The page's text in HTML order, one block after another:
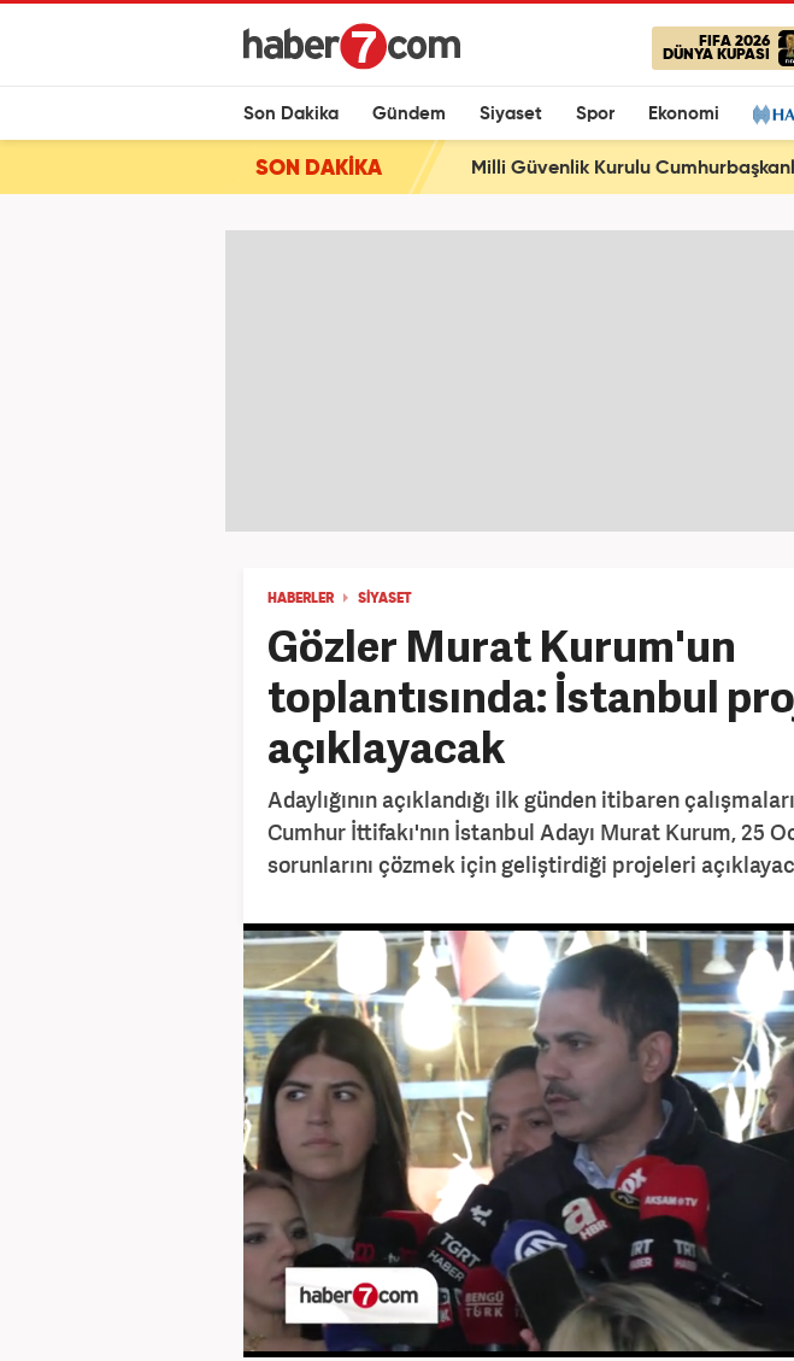
FIFA 2026
DÜNYA KUPASI
Son Dakika Gündem Siyaset Spor Ekonomi
SON DAKİKA Milli Güvenlik Kurulu
HABERLER SİYASET
Gözler Murat Kurum'un
toplantısında: İstanbul
açıklayacak
Adaylığının açıklandığı ilk günden itibaren
Cumhur İttifakı'nın İstanbul Adayı Murat Kurum, 25
sorunlarını çözmek için geliştirdiği projeleri